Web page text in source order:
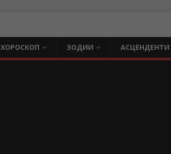
ХОРОСКОП ЗОДИИ АСЦЕНДЕНТИ